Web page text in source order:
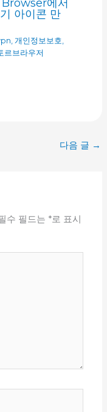
Browser에서
아이콘 만
개인정보보호
르브라우저
다음 글 →
수 필드는 *로 표시